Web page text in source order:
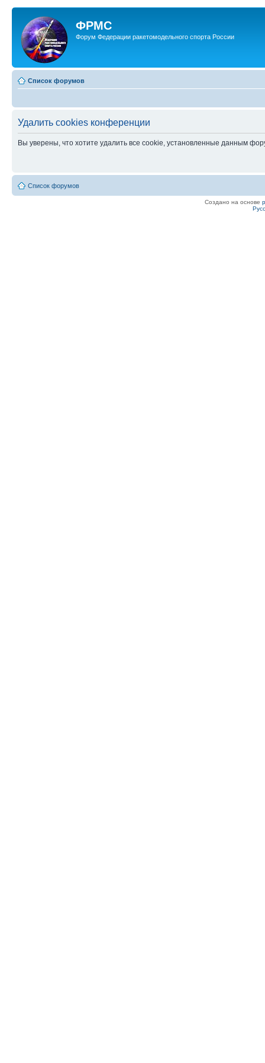
ФРМС
Форум Федерации ракетомодельного спорта России
Список форумов
Удалить cookies конференции
Вы уверены, что хотите удалить все cookie, установленные данным
Список форумов
Создано на основе